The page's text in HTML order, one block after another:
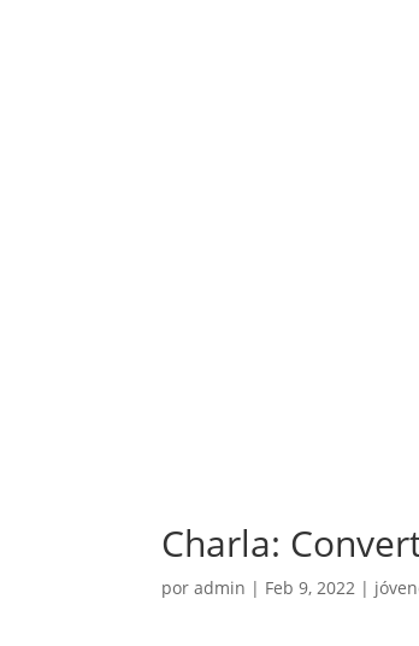
Charla:
poradmin | Feb 9, 2022 |